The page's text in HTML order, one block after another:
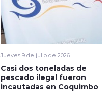
Jueves 9 de julio de 2026
Casi dos toneladas de
pescado ilegal fueron
incautadas en Coquimbo